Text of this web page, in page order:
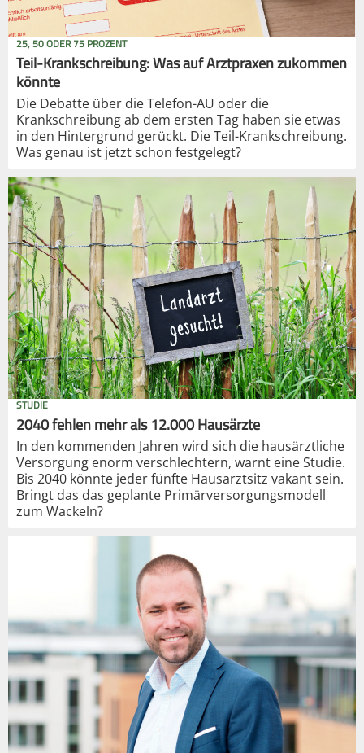
25, 50 ODER 75 PROZENT
Teil-Krankschreibung: Was auf Arztpraxen zukommen
könnte
Die Debatte über die Telefon-AU oder die
Krankschreibung ab dem ersten Tag haben sie etwas
in den Hintergrund gerückt. Die Teil-Krankschreibung.
Was genau ist jetzt schon festgelegt?
STUDIE
2040 fehlen mehr als 12.000 Hausärzte
In den kommenden Jahren wird sich die hausärztliche
Versorgung enorm verschlechtern, warnt eine Studie.
Bis 2040 könnte jeder fünfte Hausarztsitz vakant sein.
Bringt das das geplante Primärversorgungsmodell
zum Wackeln?